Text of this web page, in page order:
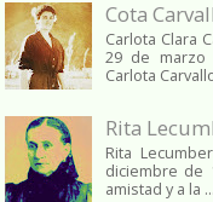
Cota
Carlota Clara
29 de marzo
Carlota
Rita
Rita
diciembre de
amistad y a la ...